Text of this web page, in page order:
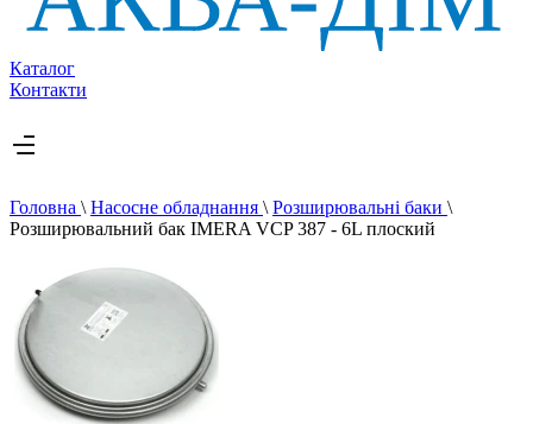
Каталог
Контакти
Головна \ Насосне обладнання \ Розширювальні баки \
Розширювальний бак IMERA VCP 387 - 6L плоский